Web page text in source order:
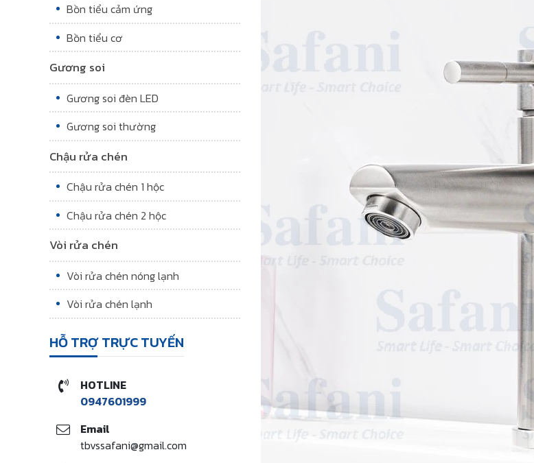
Bồn tiểu cảm ứng
Bồn tiểu cơ
Gương soi
Gương soi đèn LED
Gương soi thường
Chậu rửa chén
Chậu rửa chén 1 hộc
Chậu rửa chén 2 hộc
Vòi rửa chén
Vòi rửa chén nóng lạnh
Vòi rửa chén lạnh
HỖ TRỢ TRỰC TUYẾN
HOTLINE
0947601999
Email
tbvssafani@gmail.com